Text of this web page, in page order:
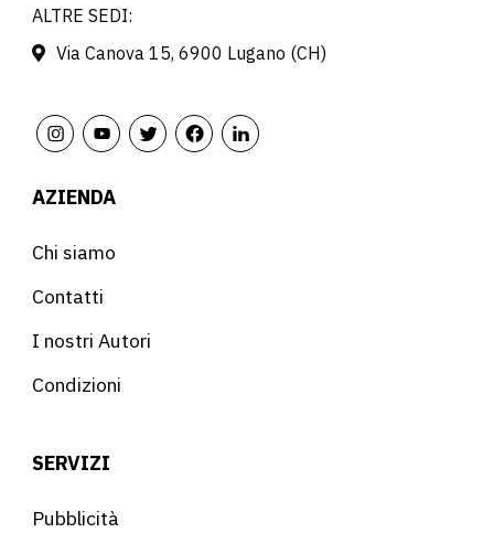
ALTRE SEDI:
Via Canova 15, 6900 Lugano (CH)
AZIENDA
Chi siamo
Contatti
I nostri Autori
Condizioni
SERVIZI
Pubblicità